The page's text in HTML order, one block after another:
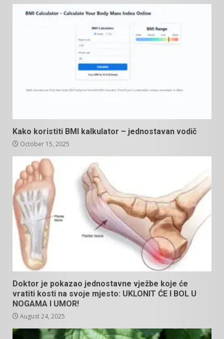
Kako koristiti BMI kalkulator – jednostavan vodič
October 15, 2025
Doktor je pokazao jednostavne vježbe koje će
vratiti kosti na svoje mjesto: UKLONIT ĆE I BOL U
NOGAMA I UMOR!
August 24, 2025